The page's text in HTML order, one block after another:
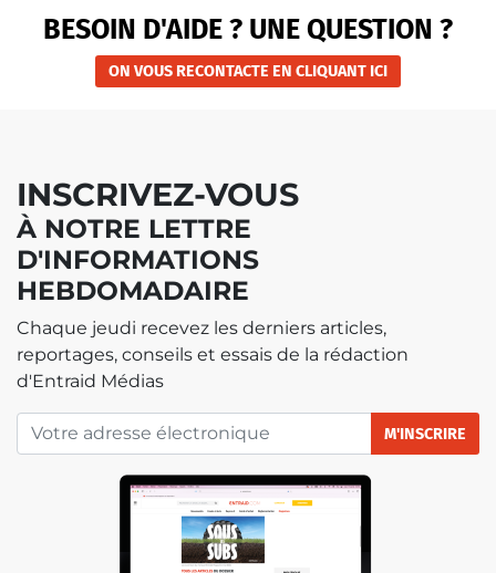
BESOIN D'AIDE ? UNE QUESTION ?
ON VOUS RECONTACTE EN CLIQUANT ICI
INSCRIVEZ-VOUS
À NOTRE LETTRE
D'INFORMATIONS
HEBDOMADAIRE
Chaque jeudi recevez les derniers articles,
reportages, conseils et essais de la rédaction
d'Entraid Médias
M'INSCRIRE